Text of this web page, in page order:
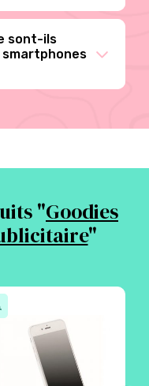
sont-ils
"Goodies
"